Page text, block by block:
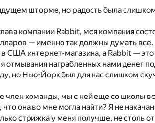
шторме, но радость была
компании Rabbit, моя компания
— именно так должны думать
США интернет-магазина, а Rabbit —
отмывания награбленных нами денег
но Нью-Йорк был для нас слишком
член команды, мы с ней еще со школы
что она во мне могла найти? Я не
стрижка у меня получше, не столь